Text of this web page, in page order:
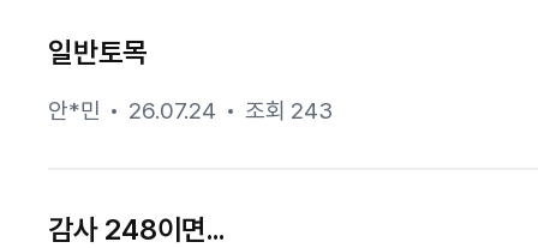
일반토목
안*민 26.07.24 조회 243
감사 248이면...